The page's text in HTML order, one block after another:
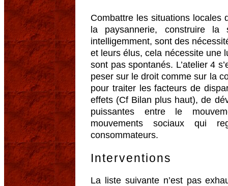
Combattre les situations locales
la paysannerie, construire la
intelligemment, sont des
et leurs élus, cela nécessite une
sont pas spontanés. L’atelier 4
peser sur le droit comme sur la
pour traiter les facteurs de
effets (Cf Bilan plus haut), de
puissantes entre le
mouvements sociaux qui
consommateurs.
Interventions
La liste suivante n’est pas